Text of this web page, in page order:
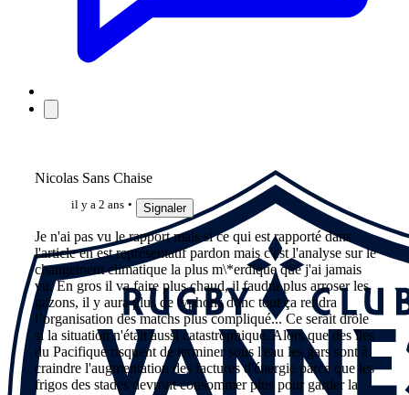
Nicolas Sans Chaise
il y a 2 ans Signaler
Je n'ai pas vu le rapport mais si ce qui est rapporté dans
l'article en est représentatif pardon mais c'est l'analyse sur le
changement climatique la plus m\*erdique que j'ai jamais
vu. En gros il va faire plus chaud, il faudra plus arroser les
gazons, il y aura plus de typhons donc tout ça rendra
l’organisation des matchs plus compliqué... Ce serait drôle
si la situation n'était aussi catastrophique. Alors que des îles
du Pacifique risquent de terminer sous l'eau les gars sont à
craindre l'augmentation des factures d'énergie parce que les
frigos des stades devront consommer plus pour garder la